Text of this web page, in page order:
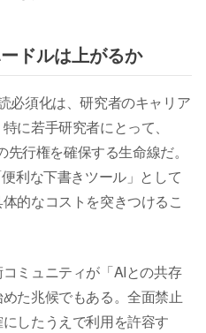
ドルは上がるか
必須化は、研究者のキャリア
に若手研究者にとって、
行権を確保する生命線だ。
利な下書きツール」として
的なコストを突きつけるこ
ミュニティが「AIとの共存
た兆候でもある。全面禁止
したうえで利用を許容す